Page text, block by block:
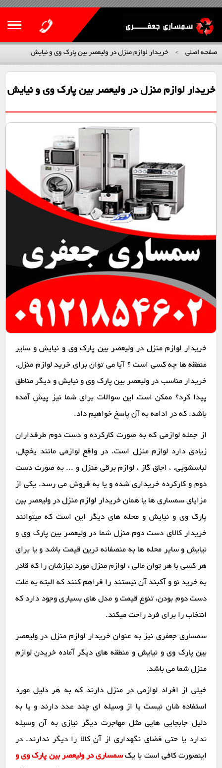
صفحه اصلی > خریدار لوازم منزل در ولیعصر بین پارک وی و نیایش
خریدار لوازم منزل در ولیعصر بین پارک وی و نیایش
خریدار لوازم منزل در ولیعصر بین پارک وی و نیایش و سایر
منطقه ها چه کسی است ؟ آیا می توان برای خرید لوازم منزل،
خریدار مناسب در ولیعصر بین پارک وی و نیایش و دیگر مناطق
پیدا کرد؟ ممکن است این سوالات برای شما نیز پیش آمده
باشد. که در ادامه به آن پاسخ خواهیم داد.
از جمله لوازمی که به صورت کارکرده و دست دوم طرفداران
زیادی دارد لوازم منزل است. در واقع لوازمی مانند یخچال،
لباسشویی، ، اجاق گاز ، لوازم برقی منزل و ... به صورت دست
دوم و کارکرده خریداری شده و یا به فروش می رسد. یکی از
مزایای سمساری ها یا همان خریدار لوازم منزل در ولیعصر بین
پارک وی و نیایش و محله های دیگر این است که میتوانند
خریدار کالای دست دوم منزل شما در ولیعصر بین پارک وی و
نیایش و سایر محله ها به منصفانه ترین قیمت باشد و یا برای
هر کسی با هر توان مالی ، لوازم منزل مورد نیازشان را که قادر
به خرید نو و آکبند آن نیستند را فراهم کنند که البته به علت
دست دوم بودن، تنوع قیمت و مدل های بسیاری وجود دارد که
انتخاب را برای فرد راحت میکند.
سمساری جعفری نیز به عنوان خریدار لوازم منزل در ولیعصر
بین پارک وی و نیایش و منطقه های دیگر آماده خریدن لوازم
منزل شما می باشد.
خیلی از افراد لوازمی در منزل دارند که به هر دلیل مورد
استفاده شان نیست یا از وسیله ای چند عدد دارند و یا به
دلیل جابجایی هایی مثل مهاجرت دیگر نیازی به آن وسیله
ندارد یا حتی فضای نگهداری از آن کالا را دیگر ندارند. در
اینصورت کافی است با یکسمساری در ولیعصر بین پارک وی و